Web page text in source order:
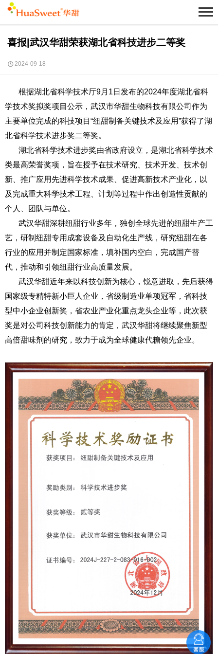
喜报|武汉华甜荣获湖北省科技进步二等奖
2024-09-18
根据湖北省科学技术厅9月1日发布的2024年度湖北省科
学技术奖拟奖项目公示，武汉市华甜生物科技有限公司作为
主要单位完成的科技项目“纽甜制备关键技术及应用”获得了湖
北省科学技术进步奖二等奖。
湖北省科学技术进步奖由省政府设立，是湖北省科学技术
类最高荣誉奖项，旨在授予在技术研究、技术开发、技术创
新、推广应用先进科学技术成果、促进高新技术产业化，以
及完成重大科学技术工程、计划等过程中作出创造性贡献的
个人、团队与单位。
武汉华甜深耕纽甜行业多年，独创全球先进的纽甜生产工
艺，研制纽甜专用成套设备及自动化生产线，研究纽甜在各
行业的应用并制定国家标准，填补国内空白，完成国产替
代，推动和引领纽甜行业高质量发展。
武汉华甜近年来以科技创新为核心，锐意进取，先后获得
国家级专精特新小巨人企业，省级制造业单项冠军，省科技
型中小企业创新奖，省农业产业化重点龙头企业等，此次获
奖是对公司科技创新能力的肯定，武汉华甜将继续聚焦新型
高倍甜味剂的研究，致力于成为全球健康代糖领先企业。